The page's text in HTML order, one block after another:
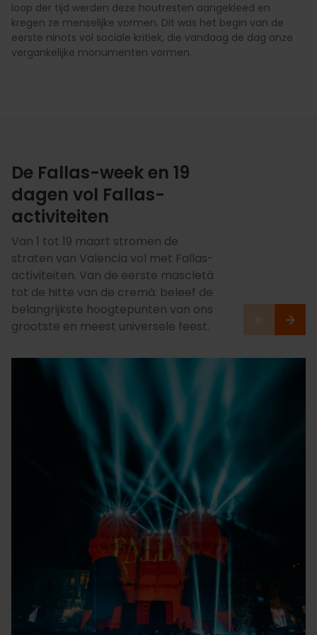
loop der tijd werden deze houtresten aangekleed en
kregen ze menselijke vormen. Dit was het begin van de
eerste ninots vol sociale kritiek, die vandaag de dag onze
vergankelijke monumenten vormen.
De Fallas-week en 19
dagen vol Fallas-
activiteiten
Van 1 tot 19 maart stromen de
straten van Valencia vol met Fallas-
activiteiten. Van de eerste mascletà
tot de hitte van de cremà: beleef de
belangrijkste hoogtepunten van ons
grootste en meest universele feest.